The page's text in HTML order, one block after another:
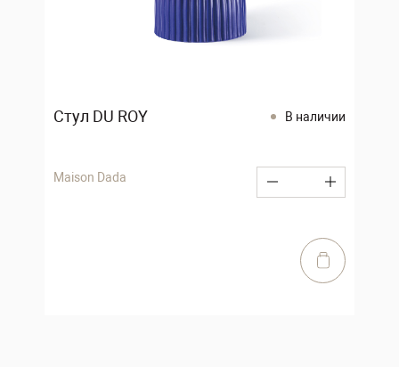
Стул DU ROY В наличии
Maison Dada